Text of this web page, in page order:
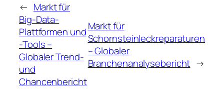
← Markt für
Big-Data-
Plattformen und
-Tools –
Globaler Trend-
und
Chancenbericht
Markt für
Schornsteinleckreparaturen
– Globaler
Branchenanalysebericht →